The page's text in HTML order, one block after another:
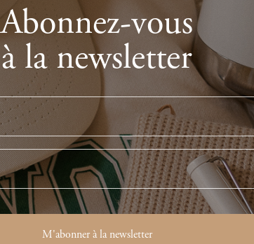
Abonnez-vous
à la newsletter
M'abonner à la newsletter